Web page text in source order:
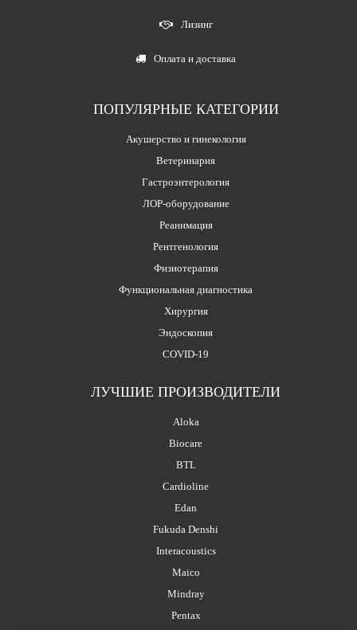
Лизинг
Оплата и доставка
ПОПУЛЯРНЫЕ КАТЕГОРИИ
Акушерство и гинекология
Ветеринария
Гастроэнтерология
ЛОР-оборудование
Реанимация
Рентгенология
Физиотерапия
Функциональная диагностика
Хирургия
Эндоскопия
COVID-19
ЛУЧШИЕ ПРОИЗВОДИТЕЛИ
Aloka
Biocare
BTL
Cardioline
Edan
Fukuda Denshi
Interacoustics
Maico
Mindray
Pentax